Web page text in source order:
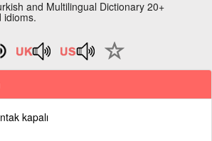
and Multilingual Dictionary 20+
idioms.
kapalı